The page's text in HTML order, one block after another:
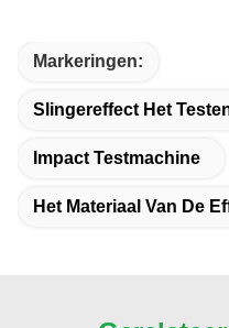
Markeringen:
Slingereffect Het
Impact Testmachine
Het Materiaal Van De